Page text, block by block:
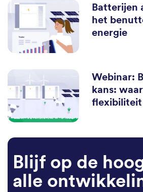
Batterijen
het
energie
Webinar:
kans:
Blijf op de
alle